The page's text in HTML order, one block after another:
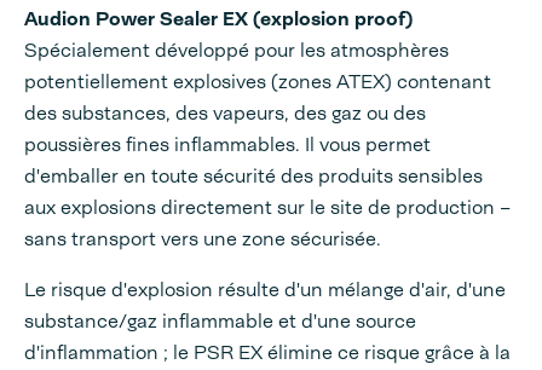
Audion Power Sealer EX (explosion proof)
Spécialement développé pour les atmosphères
potentiellement explosives (zones ATEX) contenant
des substances, des vapeurs, des gaz ou des
poussières fines inflammables. Il vous permet
d'emballer en toute sécurité des produits sensibles
aux explosions directement sur le site de production –
sans transport vers une zone sécurisée.
Le risque d'explosion résulte d'un mélange d'air, d'une
substance/gaz inflammable et d'une source
d'inflammation ; le PSR EX élimine ce risque grâce à la